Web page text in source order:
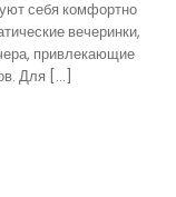
себя комфортно
вечеринки,
привлекающие
Для […]